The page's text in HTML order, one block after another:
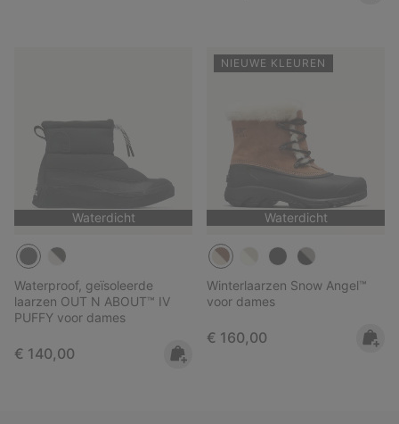
Waterdicht
Waterproof, geïsoleerde
laarzen OUT N ABOUT™ IV
PUFFY voor dames
Regular price:
€ 140,00
NIEUWE KLEUREN
Waterdicht
Winterlaarzen Snow Angel™
voor dames
Regular price:
€ 160,00